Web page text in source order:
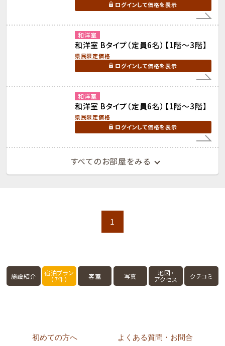
ログインして価格を表示
和洋室
和洋室 Bタイプ（定員6名）【1階～3階】
県民限定価格
ログインして価格を表示
和洋室
和洋室 Bタイプ（定員6名）【1階～3階】
県民限定価格
ログインして価格を表示
すべてのお部屋をみる
1
施設紹介 宿泊プラン
（7件） 客室 写真 地図・
アクセス クチコミ
初めての方へ
よくある質問・お問合